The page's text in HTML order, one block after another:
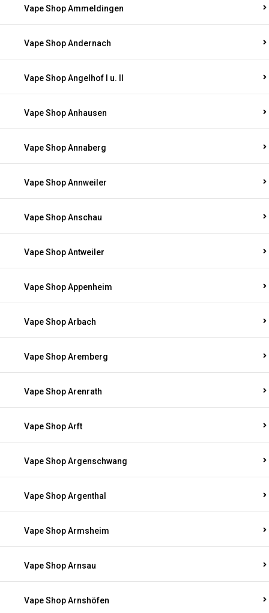
Vape Shop Ammeldingen
Vape Shop Andernach
Vape Shop Angelhof I u. II
Vape Shop Anhausen
Vape Shop Annaberg
Vape Shop Annweiler
Vape Shop Anschau
Vape Shop Antweiler
Vape Shop Appenheim
Vape Shop Arbach
Vape Shop Aremberg
Vape Shop Arenrath
Vape Shop Arft
Vape Shop Argenschwang
Vape Shop Argenthal
Vape Shop Armsheim
Vape Shop Arnsau
Vape Shop Arnshöfen